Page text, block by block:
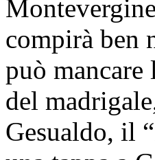
compirà ben
può
del
Gesualdo, il